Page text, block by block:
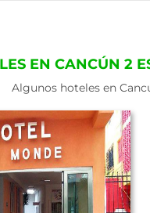
EN CANCÚN 2
Algunos hoteles en